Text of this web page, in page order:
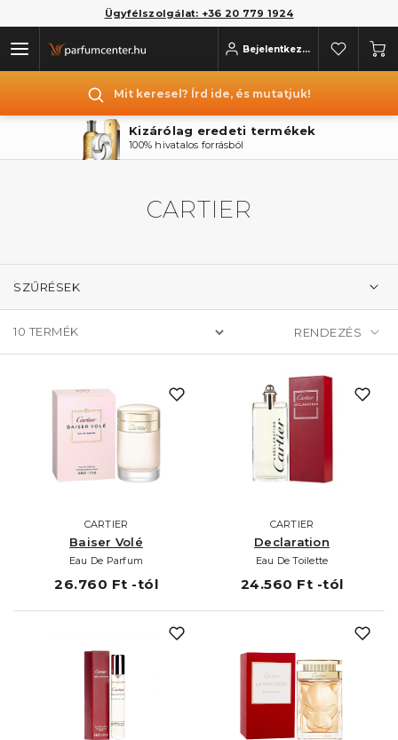
Ügyfélszolgálat: +36 20 779 1924
Bejelentkezés
Mit keresel? Írd ide, és mutatjuk!
Kizárólag eredeti termékek
100% hivatalos forrásból
CARTIER
SZŰRÉSEK
10 TERMÉK
CARTIER
Baiser Volé
Eau De Parfum
26.760 Ft -tól
CARTIER
Declaration
Eau De Toilette
24.560 Ft -tól